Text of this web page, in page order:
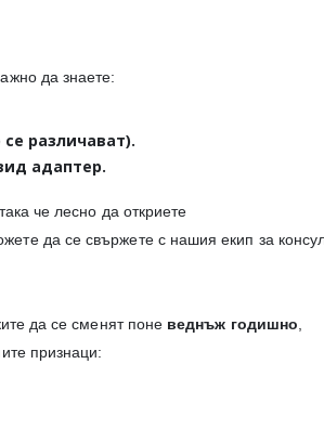
да знаете:
различават).
адаптер.
че лесно да откриете
да се свържете с нашия екип за
да се сменят поне веднъж годишно
признаци: